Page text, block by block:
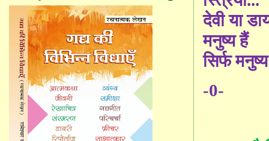
देवी या
मनुष्य हैं
सिर्फ
-0-